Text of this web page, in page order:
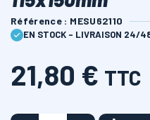
Référence : MESU62110
EN STOCK - LIVRAISON 24/
21,80 € TTC